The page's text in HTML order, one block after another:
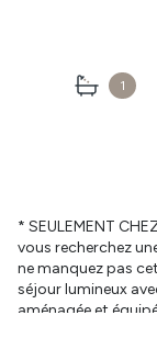
1
* SEULEMENT
vous recherchez
ne manquez pas
séjour lumineux
aménagée et